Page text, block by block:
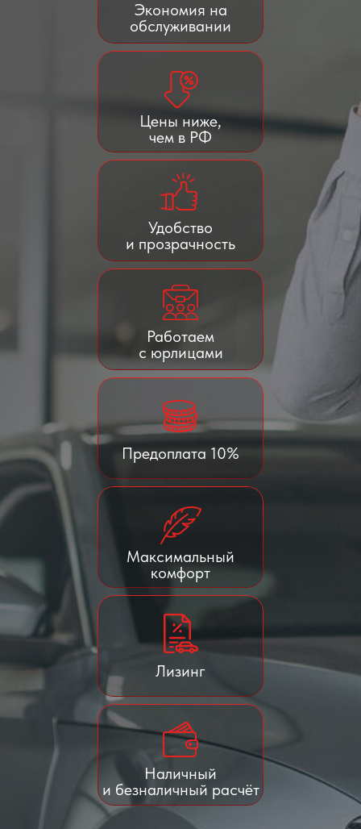
Цены ниже,
чем в РФ
Максимальный
комфорт
Экономия на
обслуживании
Удобство
и прозрачность
Работаем
с юрлицами
Предоплата 10%
Лизинг
Наличный
и безналичный расчёт